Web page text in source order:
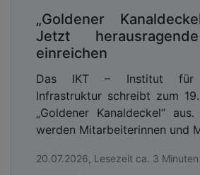
„Goldener
Jetzt
einreichen
Das IKT – Institut für
Infrastruktur schreibt zum
„Goldener Kanaldeckel“
werden Mitarbeiterinnen und
20.07.2026, Lesezeit ca. 3 Minuten